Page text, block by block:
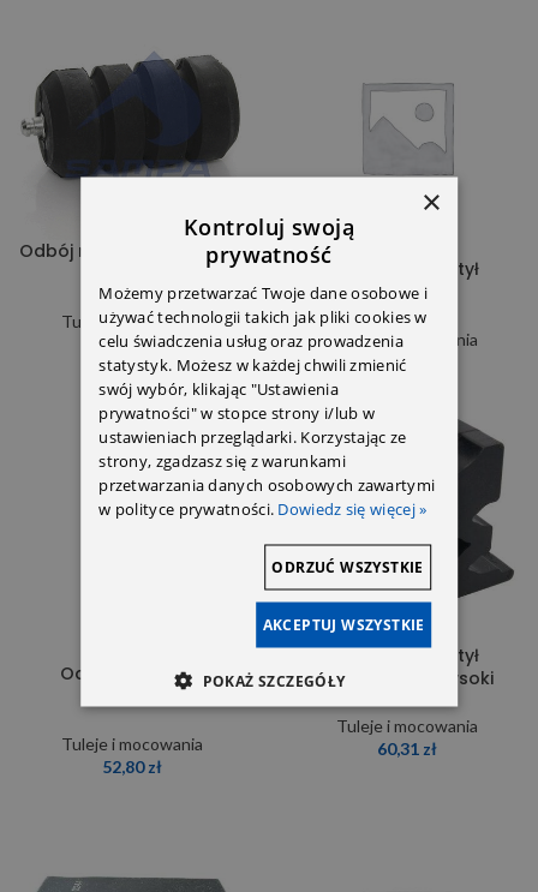
Odbój resora 3093200177
Tuleje i mocowania
12,30zł
Odbój resora tył
6113250044
Tuleje i mocowania
60,00
Odbój resora tył
9013250144
Tuleje i mocowania
52,80zł
Odbój resora tył
9013250844-wysoki
Tuleje i mocowania
60,31 zł
×
Kontroluj swoją
prywatność
Możemy przetwarzać Twoje dane osobowe i
używać technologii takich jak pliki cookies w
celu świadczenia usług oraz prowadzenia
statystyk. Możesz w każdej chwili zmienić
swój wybór, klikając "Ustawienia
prywatności" w stopce strony i/lub w
ustawieniach przeglądarki. Korzystając ze
strony, zgadzasz się z warunkami
przetwarzania danych osobowych zawartymi
w polityce prywatności. Dowiedz się więcej »
AKCEPTUJ WSZYSTKIE
ODRZUĆ WSZYSTKIE
POKAŻ SZCZEGÓŁY